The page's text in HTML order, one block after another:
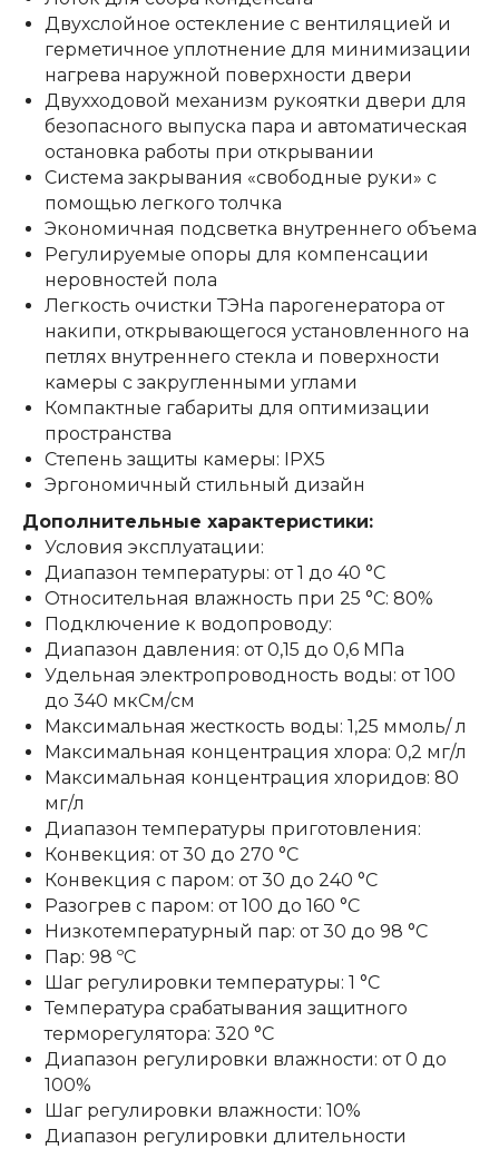
Двухслойное остекление с вентиляцией и
герметичное уплотнение для минимизации
нагрева наружной поверхности двери
Двухходовой механизм рукоятки двери для
безопасного выпуска пара и автоматическая
остановка работы при открывании
Система закрывания «свободные руки» с
помощью легкого толчка
Экономичная подсветка внутреннего объема
Регулируемые опоры для компенсации
неровностей пола
Легкость очистки ТЭНа парогенератора от
накипи, открывающегося установленного на
петлях внутреннего стекла и поверхности
камеры с закругленными углами
Компактные габариты для оптимизации
пространства
Степень защиты камеры: IPX5
Эргономичный стильный дизайн
Дополнительные характеристики:
Условия эксплуатации:
Диапазон температуры: от 1 до 40 °C
Относительная влажность при 25 °C: 80%
Подключение к водопроводу:
Диапазон давления: от 0,15 до 0,6 МПа
Удельная электропроводность воды: от 100
до 340 мкСм/см
Максимальная жесткость воды: 1,25 ммоль/ л
Максимальная концентрация хлора: 0,2 мг/л
Максимальная концентрация хлоридов: 80
мг/л
Диапазон температуры приготовления:
Конвекция: от 30 до 270 °C
Конвекция с паром: от 30 до 240 °C
Разогрев с паром: от 100 до 160 °C
Низкотемпературный пар: от 30 до 98 °C
Пар: 98 ºС
Шаг регулировки температуры: 1 °C
Температура срабатывания защитного
терморегулятора: 320 °C
Диапазон регулировки влажности: от 0 до
100%
Шаг регулировки влажности: 10%
Диапазон регулировки длительности